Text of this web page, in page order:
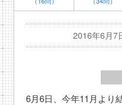
2016年6月7
6月6日、今年11月より